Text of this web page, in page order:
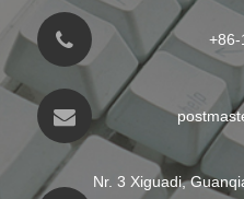
+86-
Nr. 3 Xiguadi,